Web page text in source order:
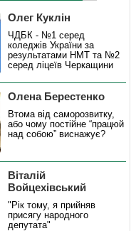
Олег Куклін
ЧДБК - №1 серед
коледжів України за
результатами НМТ та №2
серед ліцеїв Черкащини
Олена Берестенко
Втома від саморозвитку,
або чому постійне “працюй
над собою” виснажує?
Віталій
Войцехівський
"Рік тому, я прийняв
присягу народного
депутата"